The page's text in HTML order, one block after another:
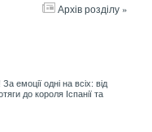
Архів розділу »
емоції одні на всіх: від
до короля Іспанії та